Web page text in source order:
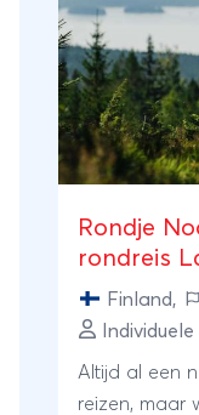
Rondje
rondreis
Finland,
Altijd al een
reizen, maar